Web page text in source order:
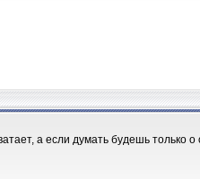
а если думать будешь только